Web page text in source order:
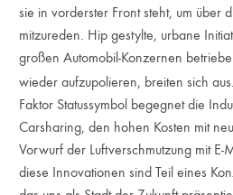
sie in vorderster Front steht, um über
mitzureden. Hip gestylte, urbane
großen Automobil-Konzernen
wieder aufzupolieren, breiten sich aus.
Faktor Statussymbol begegnet die
Carsharing, den hohen Kosten mit
Vorwurf der Luftverschmutzung mit E-
diese Innovationen sind Teil eines